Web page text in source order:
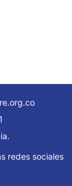
redes sociales